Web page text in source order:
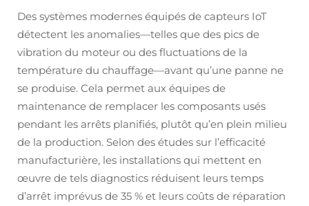
Des systèmes modernes équipés de capteurs IoT
détectent les anomalies—telles que des pics de
vibration du moteur ou des fluctuations de la
température du chauffage—avant qu’une panne ne
se produise. Cela permet aux équipes de
maintenance de remplacer les composants usés
pendant les arrêts planifiés, plutôt qu’en plein milieu
de la production. Selon des études sur l’efficacité
manufacturière, les installations qui mettent en
œuvre de tels diagnostics réduisent leurs temps
d’arrêt imprévus de 35 % et leurs coûts de réparation